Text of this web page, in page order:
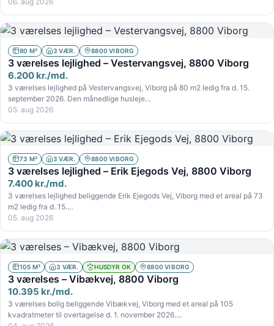
80 M² 3 VÆR. 8800 VIBORG
3 værelses lejlighed – Vestervangsvej, 8800 Viborg
6.200 kr./md.
3 værelses lejlighed på Vestervangsvej, Viborg på 80 m2 ledig fra d. 15.
september 2026. Den månedlige husleje…
05. aug 2026
73 M² 3 VÆR. 8800 VIBORG
3 værelses lejlighed – Erik Ejegods Vej, 8800 Viborg
7.400 kr./md.
3 værelses lejlighed beliggende Erik Ejegods Vej, Viborg med et areal på 73
m2 ledig fra d. 15.…
05. aug 2026
105 M² 3 VÆR. HUSDYR OK 8800 VIBORG
3 værelses – Vibækvej, 8800 Viborg
10.395 kr./md.
3 værelses bolig beliggende Vibækvej, Viborg med et areal på 105
kvadratmeter til overtagelse d. 1. november 2026.…